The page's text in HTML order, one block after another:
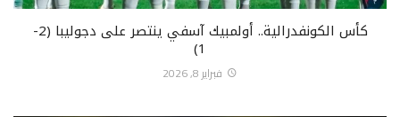
كأس الكونفدرالية.. أولمبيك آسفي ينتصر على دجوليبا (2-
1)
فبراير 8, 2026